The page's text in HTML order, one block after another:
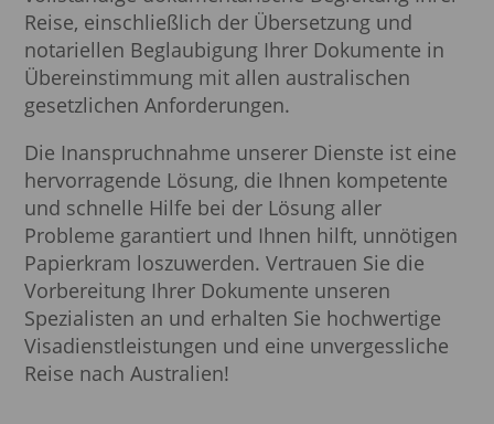
jetzt beantragen
Reise, einschließlich der Übersetzung und
notariellen Beglaubigung Ihrer Dokumente in
Übereinstimmung mit allen australischen
gesetzlichen Anforderungen.
Die Inanspruchnahme unserer Dienste ist eine
hervorragende Lösung, die Ihnen kompetente
und schnelle Hilfe bei der Lösung aller
Probleme garantiert und Ihnen hilft, unnötigen
Papierkram loszuwerden. Vertrauen Sie die
Vorbereitung Ihrer Dokumente unseren
Spezialisten an und erhalten Sie hochwertige
Visadienstleistungen und eine unvergessliche
Reise nach Australien!